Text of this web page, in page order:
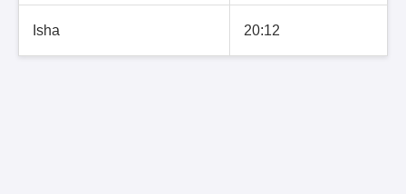
Isha 20:12